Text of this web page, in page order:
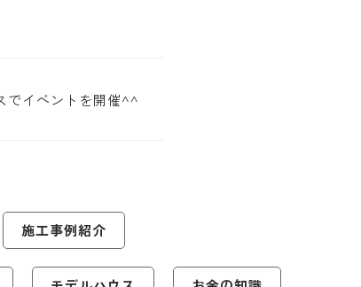
でイベントを開催^^
施工事例紹介